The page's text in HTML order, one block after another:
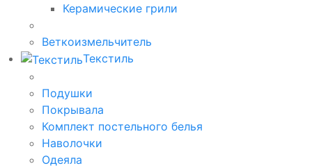
Керамические грили
Веткоизмельчитель
Текстиль
Подушки
Покрывала
Комплект постельного белья
Наволочки
Одеяла